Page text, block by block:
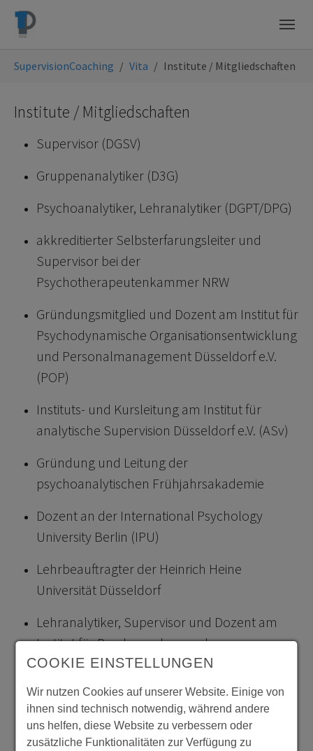
Skip to main navigation
Skip to main content
Skip to page footer
SupervisionCoaching Vita Institute / Mitgliedschaften
Institute / Mitgliedschaften
Supervisor (DGSV)
Gruppenanalytiker (D3G)
Psychoanalytiker, Lehranalytiker (DGPT/DPG)
akkreditierter Selbsterfarungsleiter und
Supervisor bei der
Psychotherapeutenkammer NRW
Gründungsmitglied und Dozent am Institut für
Psychodynamische Organisationsentwicklung
und Personalmanagement Düsseldorf e.V.
(POP)
Instituts- und Kursleitung am Institut für
analytische Supervision Düsseldorf e.V. (ASv)
Gründung und Leitung der
psychoanalytischen Frühjahrsakademie
Dozent an der International Psychology
University Berlin (IPU)
Lehrbeauftragter der Heinrich Heine
Universität Düsseldorf
Lehranalytiker, Supervisor und Dozent am
Institut für Psychoanalyse und
Psychotherapie Düsseldorf.e.v. (IPD)
Supervisor, Dozent, Selbsterfahrungsleiter an
der Akademie für angewandte Psychologie
und Psychotherapie Köln (APP)
COOKIE EINSTELLUNGEN
Wir nutzen Cookies auf unserer Website. Einige von
ihnen sind technisch notwendig, während andere
uns helfen, diese Website zu verbessern oder
zusätzliche Funktionalitäten zur Verfügung zu